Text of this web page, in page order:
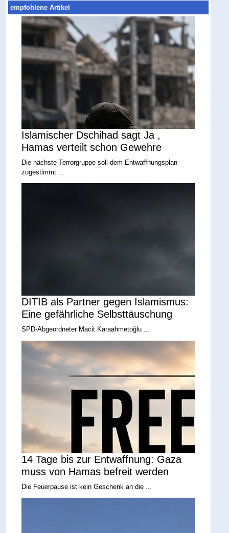
empfohlene Artikel
Islamischer Dschihad sagt Ja ,
Hamas verteilt schon Gewehre
Die nächste Terrorgruppe soll dem Entwaffnungsplan
zugestimmt ...
DITIB als Partner gegen Islamismus:
Eine gefährliche Selbsttäuschung
SPD-Abgeordneter Macit Karaahmetoğlu ...
14 Tage bis zur Entwaffnung: Gaza
muss von Hamas befreit werden
Die Feuerpause ist kein Geschenk an die ...